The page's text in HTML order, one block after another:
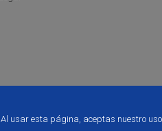
usar esta página, aceptas nuestro